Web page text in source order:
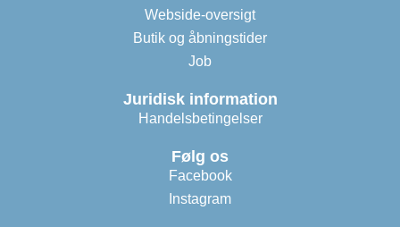
Webside-oversigt
Butik og åbningstider
Job
Juridisk information
Handelsbetingelser
Følg os
Facebook
Instagram